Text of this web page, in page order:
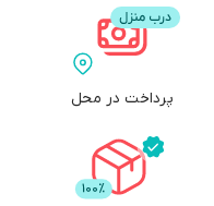
پرداخت در محل